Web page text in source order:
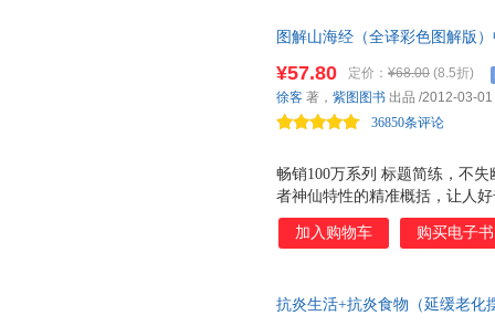
体健康的科学养生读本 当下的
病、大病，迁延不愈的慢性病
知识，在家就可以自己检查、
图解山海经（全译彩色图解版
海棠》的创意源泉。全系列畅
畅销100万系列 标题简练，不
者神仙特性的精准概括，让人
注释清晰 首次将原文、译文、
种奇木、132个国度尽收眼底
相关考证，特别添加30幅张步
¥57.80 定价： ¥68.00 (8.5折)
36850条评论
徐客 著， 紫图图书 出品 /2012-03-01
加入购物车 购买电子书
抗炎生活+抗炎食物（延缓老化